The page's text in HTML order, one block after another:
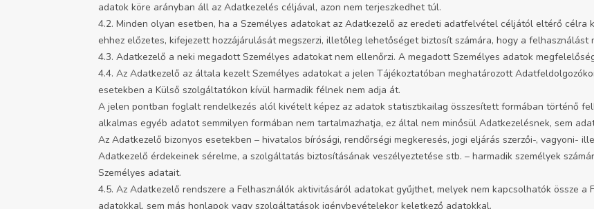
adatok köre arányban áll az Adatkezelés céljával, azon nem terjeszkedhet túl.
4.2. Minden olyan esetben, ha a Személyes adatokat az Adatkezelő az eredeti adatfelvétel céljától eltérő célra
ehhez előzetes, kifejezett hozzájárulását megszerzi, illetőleg lehetőséget biztosít számára, hogy a felhasználást
4.3. Adatkezelő a neki megadott Személyes adatokat nem ellenőrzi. A megadott Személyes adatok
4.4. Az Adatkezelő az általa kezelt Személyes adatokat a jelen Tájékoztatóban meghatározott
esetekben a Külső szolgáltatókon kívül harmadik félnek nem adja át.
A jelen pontban foglalt rendelkezés alól kivételt képez az adatok statisztikailag összesített formában történő
alkalmas egyéb adatot semmilyen formában nem tartalmazhatja, ez által nem minősül Adatkezelésnek, sem
Az Adatkezelő bizonyos esetekben – hivatalos bírósági, rendőrségi megkeresés, jogi eljárás szerzői-, vagyoni-
Adatkezelő érdekeinek sérelme, a szolgáltatás biztosításának veszélyeztetése stb. – harmadik személyek
Személyes adatait.
4.5. Az Adatkezelő rendszere a Felhasználók aktivitásáról adatokat gyűjthet, melyek nem kapcsolhatók össze
adatokkal, sem más honlapok vagy szolgáltatások igénybevételekor keletkező adatokkal.